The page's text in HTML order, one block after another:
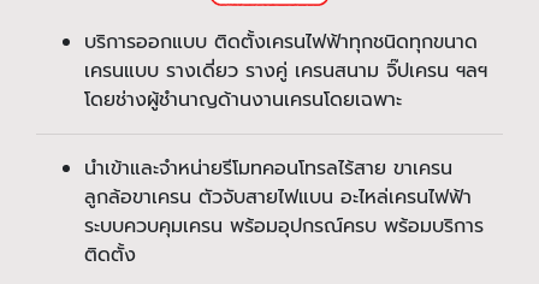
บริการออกแบบ ติดตั้งเครนไฟฟ้าทุกชนิดทุกขนาด
เครนแบบ รางเดี่ยว รางคู่ เครนสนาม จิ๊ปเครน ฯลฯ
โดยช่างผู้ชำนาญด้านงานเครนโดยเฉพาะ
นำเข้าและจำหน่ายรีโมทคอนโทรลไร้สาย ขาเครน
ลูกล้อขาเครน ตัวจับสายไฟแบน อะไหล่เครนไฟฟ้า
ระบบควบคุมเครน พร้อมอุปกรณ์ครบ พร้อมบริการ
ติดตั้ง